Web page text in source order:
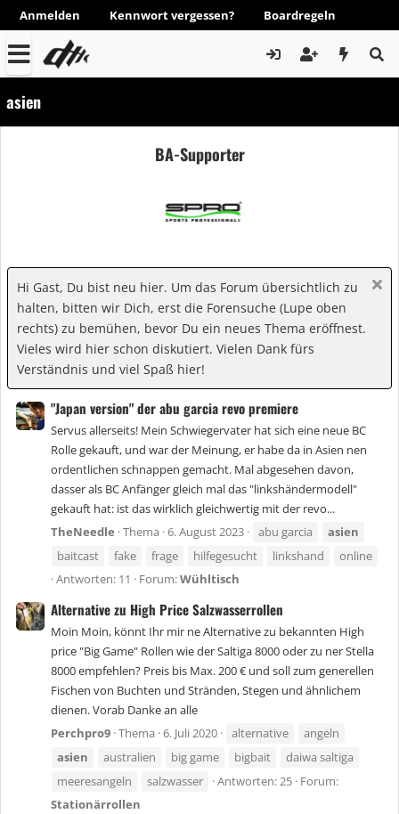
Anmelden Kennwort vergessen? Boardregeln
asien
BA-Supporter
Hi Gast, Du bist neu hier. Um das Forum übersichtlich zu
halten, bitten wir Dich, erst die Forensuche (Lupe oben
rechts) zu bemühen, bevor Du ein neues Thema eröffnest.
Vieles wird hier schon diskutiert. Vielen Dank fürs
Verständnis und viel Spaß hier!
"Japan version" der abu garcia revo premiere
Servus allerseits! Mein Schwiegervater hat sich eine neue BC
Rolle gekauft, und war der Meinung, er habe da in Asien nen
ordentlichen schnappen gemacht. Mal abgesehen davon,
dasser als BC Anfänger gleich mal das "linkshändermodell"
gekauft hat: ist das wirklich gleichwertig mit der revo...
TheNeedle Thema 6. August 2023 abu garcia
asien
baitcast
fake frage hilfegesucht linkshand
online
Antworten: 11
Forum:Wühltisch
Alternative zu High Price Salzwasserrollen
Moin Moin, könnt Ihr mir ne Alternative zu bekannten High
price "Big Game" Rollen wie der Saltiga 8000 oder zu ner Stella
8000 empfehlen? Preis bis Max. 200 € und soll zum generellen
Fischen von Buchten und Stränden, Stegen und ähnlichem
dienen. Vorab Danke an alle
Perchpro9 Thema 6. Juli 2020 alternative
angeln
asien
australien big game bigbait
daiwa saltiga
meeresangeln
salzwasser Antworten: 25 Forum:
Stationärrollen